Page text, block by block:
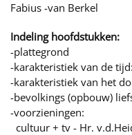
Fabius -van Berkel
Indeling hoofdstukken:
-plattegrond
-karakteristiek van de
-karakteristiek van het
-bevolkings (opbouw)
-voorzieningen:
cultuur + tv - Hr.